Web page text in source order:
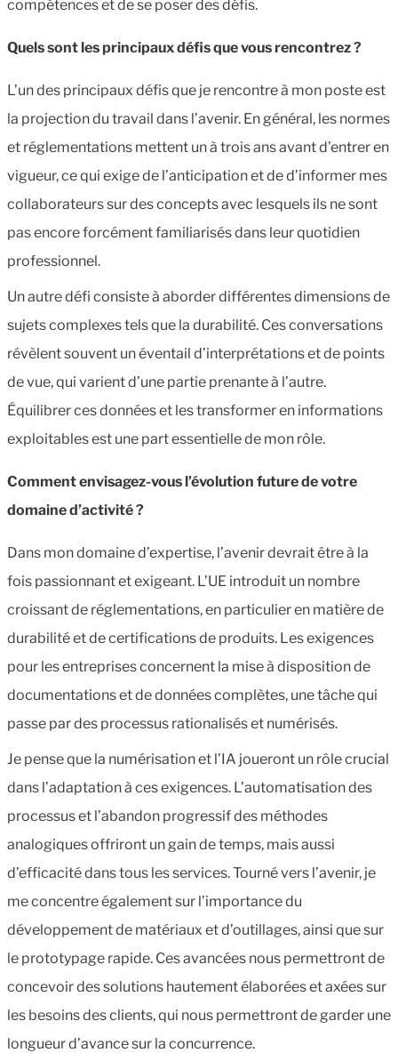
compétences et de se poser des défis.
Quels sont les principaux défis que vous rencontrez ?
L’un des principaux défis que je rencontre à mon poste est
la projection du travail dans l’avenir. En général, les normes
et réglementations mettent un à trois ans avant d’entrer en
vigueur, ce qui exige de l’anticipation et de d’informer mes
collaborateurs sur des concepts avec lesquels ils ne sont
pas encore forcément familiarisés dans leur quotidien
professionnel.
Un autre défi consiste à aborder différentes dimensions de
sujets complexes tels que la durabilité. Ces conversations
révèlent souvent un éventail d’interprétations et de points
de vue, qui varient d’une partie prenante à l’autre.
Équilibrer ces données et les transformer en informations
exploitables est une part essentielle de mon rôle.
Comment envisagez-vous l’évolution future de votre
domaine d’activité?
Dans mon domaine d’expertise, l’avenir devrait être à la
fois passionnant et exigeant. L’UE introduit un nombre
croissant de réglementations, en particulier en matière de
durabilité et de certifications de produits. Les exigences
pour les entreprises concernent la mise à disposition de
documentations et de données complètes, une tâche qui
passe par des processus rationalisés et numérisés.
Je pense que la numérisation et l’IA joueront un rôle crucial
dans l’adaptation à ces exigences. L’automatisation des
processus et l’abandon progressif des méthodes
analogiques offriront un gain de temps, mais aussi
d’efficacité dans tous les services. Tourné vers l’avenir, je
me concentre également sur l’importance du
développement de matériaux et d’outillages, ainsi que sur
le prototypage rapide. Ces avancées nous permettront de
concevoir des solutions hautement élaborées et axées sur
les besoins des clients, qui nous permettront de garder une
longueur d’avance sur la concurrence.